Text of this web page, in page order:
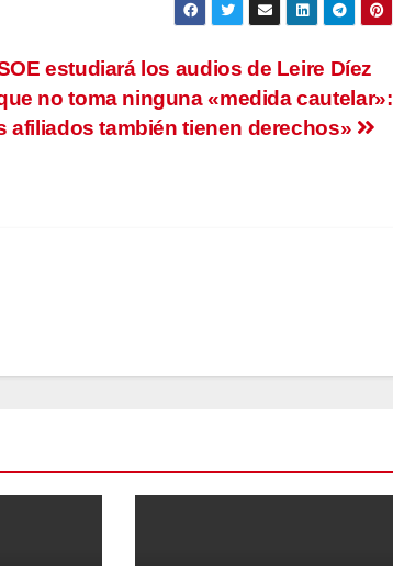
estudiará los audios de Leire Díez
no toma ninguna «medida cautelar»:
afiliados también tienen derechos»